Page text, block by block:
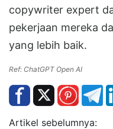
copywriter expert
pekerjaan mereka
yang lebih baik.
Ref: ChatGPT Open AI
Artikel sebelumnya: